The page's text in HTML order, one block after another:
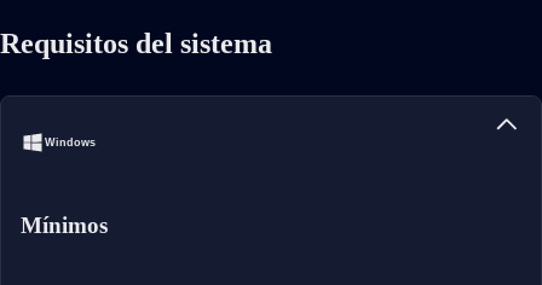
Requisitos del sistema
Windows
Mínimos